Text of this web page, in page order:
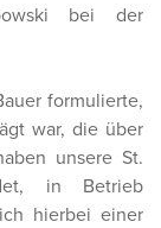
bei der
formulierte,
war, die über
unsere St.
in Betrieb
hierbei einer